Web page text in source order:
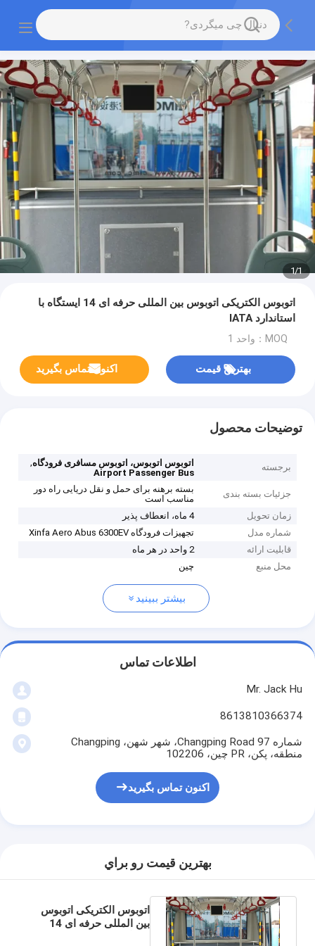
1
/
1
اتوبوس الکتریکی اتوبوس بین المللی حرفه ای 14 ایستگاه با
استاندارد IATA
MOQ：واحد 1
بهترین قیمت اکنون تماس بگیرید
توضیحات محصول
برجسته اتوبوس اتوبوس، اتوبوس مسافری فرودگاه,
Airport Passenger Bus
جزئیات بسته بندی
بسته برهنه برای حمل و نقل دریایی راه دور
مناسب است
زمان تحویل
4 ماه، انعطاف پذیر
شماره مدل
تجهیزات فرودگاه Xinfa Aero Abus 6300EV
قابلیت ارائه
2 واحد در هر ماه
محل منبع
چين
بیشتر ببینید
اطلاعات تماس
Mr. Jack Hu
8613810366374
شماره 97 Changping Road، شهر شهن، Changping
منطقه، پکن، PR چین، 102206
اکنون تماس بگیرید
بهترين قيمت رو براي
اتوبوس الکتریکی اتوبوس
بین المللی حرفه ای 14